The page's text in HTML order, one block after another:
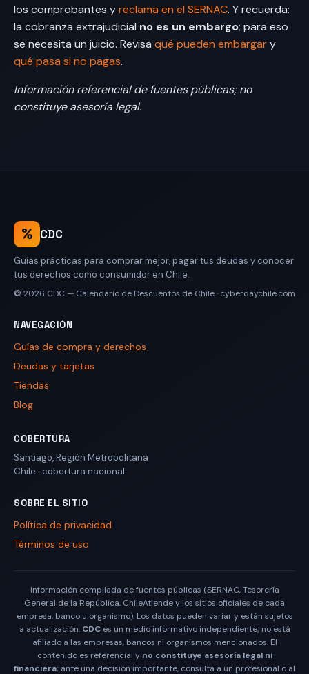
los comprobantes yreclama en el SERNAC. Y recuerda:
la cobranza extrajudicial no es un embargo; para eso
se necesita un juicio. Revisa qué pueden embargary
qué pasa si no pagas.
Información referencial de fuentes públicas; no
constituye asesoría legal.
% CDC
Guías prácticas para comprar mejor, pagar tus deudas y conocer
tus derechos como consumidor en Chile.
© 2026 CDC — Calendario de Descuentos de Chile· cyberdaychile.com
NAVEGACIÓN
Guías de compra y derechos
Deudas y tarjetas
Tiendas
Blog
COBERTURA
Santiago,Región Metropolitana
Chile · cobertura nacional
SOBRE EL SITIO
Política de privacidad
Términos de uso
Información compilada de fuentes públicas (SERNAC, Tesorería
General de la República, ChileAtiende y los sitios oficiales de cada
empresa, banco u organismo). Los datos pueden variar y están sujetos
a actualización. CDCes un medio informativo independiente; no está
afiliado a las empresas, bancos ni organismos mencionados. El
contenido es referencial y no constituye asesoría legal ni
financiera; ante una decisión importante, consulta a un profesional o al